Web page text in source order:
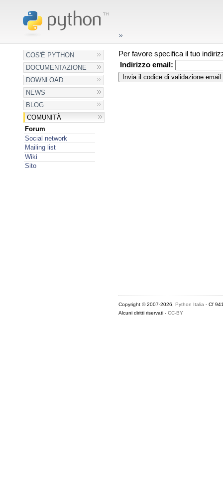
COS'È PYTHON
DOCUMENTAZIONE
DOWNLOAD
NEWS
BLOG
COMUNITÀ
Forum
Social network
Mailing list
Wiki
Sito
Per favore specifica il tuo
Indirizzo email:
Copyright © 2007-2026, Python Italia - Cf
Alcuni diritti riservati - CC-BY